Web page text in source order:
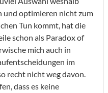
und optimieren nicht zum
Tun kommt, hat die
schon als Paradox of
mich auch in
im
recht nicht weg davon.
dass es keine